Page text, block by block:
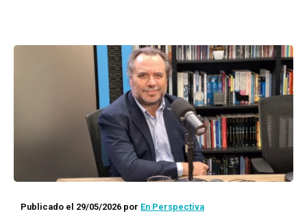
Publicado el 29/05/2026 por En Perspectiva